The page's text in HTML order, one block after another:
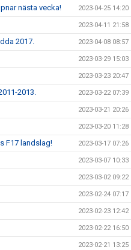
nästa vecka! 2023-04-25 14:20
2023-04-11 21:58
2017. 2023-04-08 08:57
2023-03-29 15:03
2023-03-23 20:47
2013. 2023-03-22 07:39
2023-03-21 20:26
2023-03-20 11:28
F17 landslag! 2023-03-17 07:26
2023-03-07 10:33
2023-03-02 09:22
2023-02-24 07:17
2023-02-23 12:42
2023-02-22 16:50
2023-02-21 13:25